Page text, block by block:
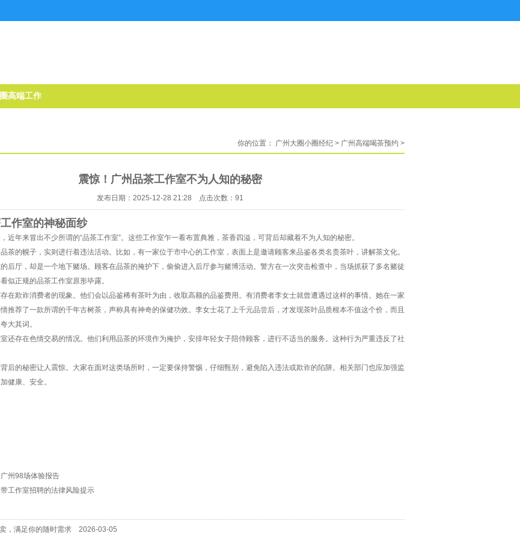
高端工作
你的位置： 广州大圈小圈经纪 > 广州高端喝茶预约 >
震惊！广州品茶工作室不为人知的秘密
发布日期：2025-12-28 21:28 点击次数：91
作室的神秘面纱
近年来冒出不少所谓的“品茶工作室”。这些工作室乍一看布置典雅，茶香四溢，可背后却藏着不为人知的秘密。
茶的幌子，实则进行着违法活动。比如，有一家位于市中心的工作室，表面上是邀请顾客来品鉴各类名贵茶叶，讲解茶文化。
后厅，却是一个地下赌场。顾客在品茶的掩护下，偷偷进入后厅参与赌博活动。警方在一次突击检查中，当场抓获了多名赌徒
似正规的品茶工作室原形毕露。
在欺诈消费者的现象。他们会以品鉴稀有茶叶为由，收取高额的品鉴费用。有消费者李女士就曾遭遇过这样的事情。她在一家
推荐了一款所谓的千年古树茶，声称具有神奇的保健功效。李女士花了上千元品尝后，才发现茶叶品质根本不值这个价，而且
大其词。
还存在色情交易的情况。他们利用品茶的环境作为掩护，安排年轻女子陪侍顾客，进行不适当的服务。这种行为严重违反了社
后的秘密让人震惊。大家在面对这类场所时，一定要保持警惕，仔细甄别，避免陷入违法或欺诈的陷阱。相关部门也应加强监
健康、安全。
州98场体验报告
工作室招聘的法律风险提示
，满足你的随时需求 2026-03-05